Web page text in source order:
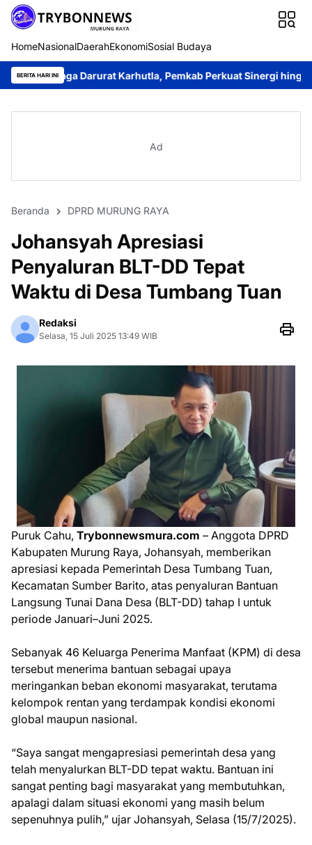
HomeNasionalDaerahEkonomiSosial Budaya
BERITA HARI INI
Darurat Karhutla, Pemkab Perkuat Sinergi hingga Tingkat Desa
Ad
Beranda DPRD MURUNG RAYA
Johansyah Apresiasi
Penyaluran BLT-DD Tepat
Waktu di Desa Tumbang Tuan
Redaksi
Selasa, 15 Juli 2025 13:49 WIB
Puruk Cahu, Trybonnewsmura.com – Anggota DPRD
Kabupaten Murung Raya, Johansyah, memberikan
apresiasi kepada Pemerintah Desa Tumbang Tuan,
Kecamatan Sumber Barito, atas penyaluran Bantuan
Langsung Tunai Dana Desa (BLT-DD) tahap I untuk
periode Januari–Juni 2025.
Sebanyak 46 Keluarga Penerima Manfaat (KPM) di desa
tersebut menerima bantuan sebagai upaya
meringankan beban ekonomi masyarakat, terutama
kelompok rentan yang terdampak kondisi ekonomi
global maupun nasional.
“Saya sangat mengapresiasi pemerintah desa yang
telah menyalurkan BLT-DD tepat waktu. Bantuan ini
sangat penting bagi masyarakat yang membutuhkan,
apalagi dalam situasi ekonomi yang masih belum
sepenuhnya pulih,” ujar Johansyah, Selasa (15/7/2025).